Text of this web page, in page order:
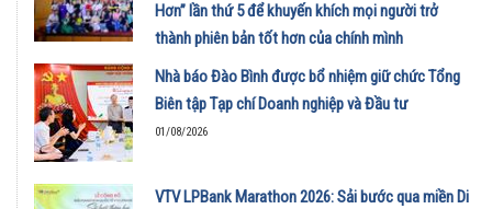
Hơn” lần thứ 5 để khuyến khích mọi người trở
thành phiên bản tốt hơn của chính mình
01/08/2026
Nhà báo Đào Bình được bổ nhiệm giữ chức Tổng
Biên tập Tạp chí Doanh nghiệp và Đầu tư
01/08/2026
VTV LPBank Marathon 2026: Sải bước qua miền Di